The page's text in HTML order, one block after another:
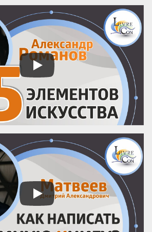
Кристофер Александер, архитектор и
автор культового «Языка шаблонов»,
вывел формулу идеальной навигации.
Его вывод прост и неожидан: любой
удобный город или комплекс работает
как русская матрешка (или как
Оксфордский колледж).
Человек, который ищет адрес А, сможет
...